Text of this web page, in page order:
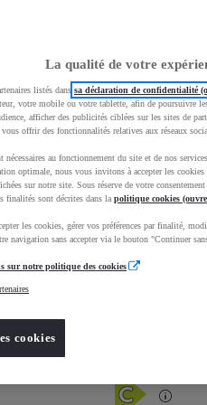
Services
Occasions
La qualité de votre
listés dans sa déclaration de confidentialité
votre mobile ou votre tablette, afin de poursuivre
afficher des publicités ciblées sur les sites de
offrir des fonctionnalités relatives aux réseaux
nécessaires au fonctionnement du site et de nos
optimale, nous vous invitons à accepter les
sur notre site. Sous réserve de votre
finalités sont décrites dans la politique cookies
les cookies, gérer vos préférences par finalité,
navigation sans accepter via le bouton "Continuer sans
sur notre politique des cookies
cookies